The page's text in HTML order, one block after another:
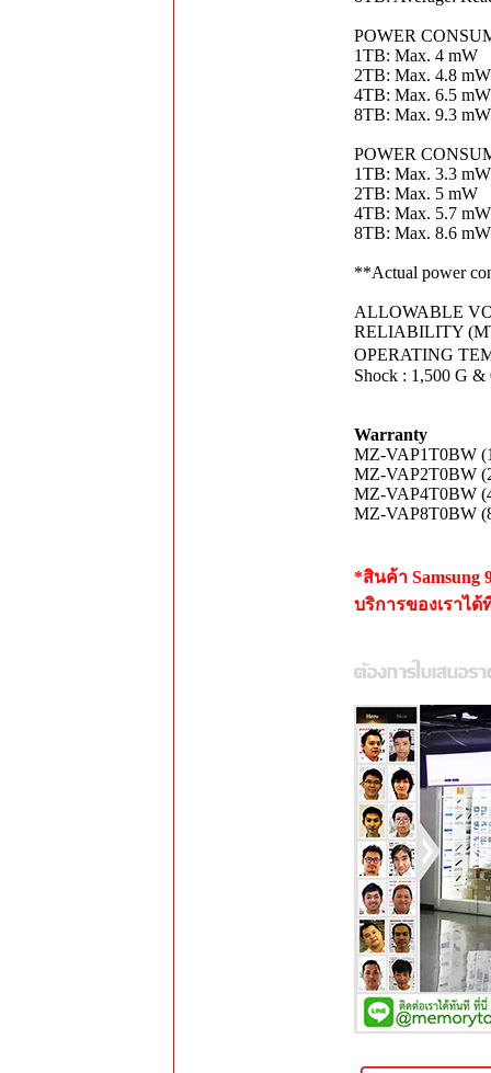
POWER
1TB: Max. 4 mW
2TB: Max. 4.8 mW
4TB: Max. 6.5 mW
8TB: Max. 9.3 mW
POWER
1TB: Max. 3.3 mW
2TB: Max. 5 mW
4TB: Max. 5.7 mW
8TB: Max. 8.6 mW
**Actual power
ALLOWABLE
RELIABILITY
OPERATING
Shock : 1,500 G &
Warranty
MZ-VAP1T0BW
MZ-VAP2T0BW
MZ-VAP4T0BW
MZ-VAP8T0BW
*สินค้า Samsung
บริการของเราได้